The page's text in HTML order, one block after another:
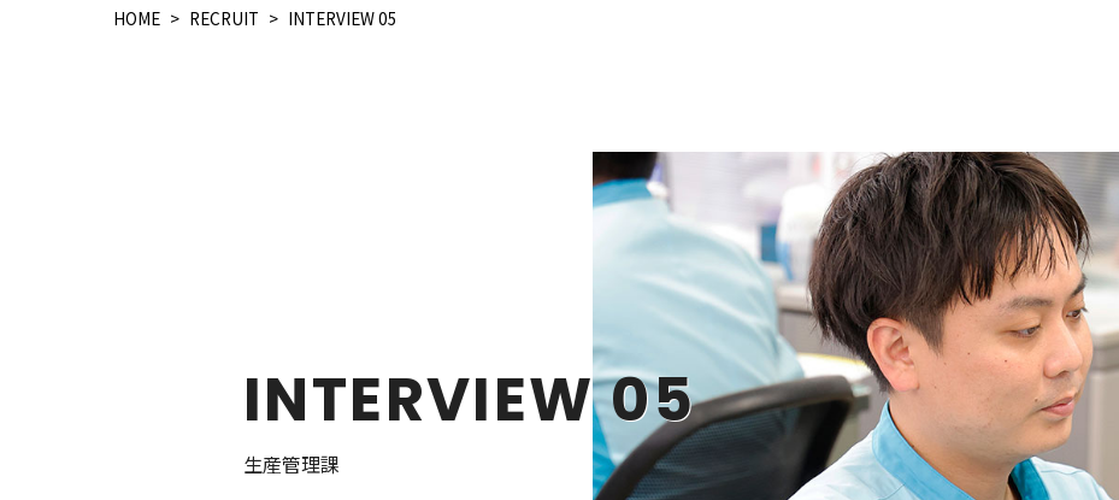
HOME RECRUIT INTERVIEW 05
INTERVIEW 05
生産管理課